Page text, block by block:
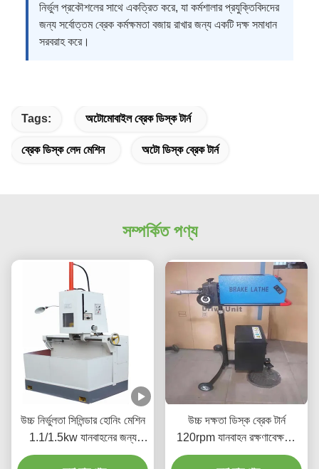
নির্ভুল প্রকৌশলের সাথে একত্রিত করে, যা কর্মশালার প্রযুক্তিবিদদের
জন্য সর্বোত্তম ব্রেক কর্মক্ষমতা বজায় রাখার জন্য একটি দক্ষ সমাধান
সরবরাহ করে।
Tags: অটোমোবাইল ব্রেক ডিস্ক টার্ন
ব্রেক ডিস্ক লেদ মেশিন অটো ডিস্ক ব্রেক টার্ন
সম্পর্কিত পণ্য
উচ্চ নির্ভুলতা সিলিন্ডার হোনিং মেশিন
1.1/1.5kw যানবাহনের জন্য
সিলিন্ডার
উচ্চ দক্ষতা ডিস্ক ব্রেক টার্ন
120rpm যানবাহন রক্ষণাবেক্ষণের
জন্য T2009